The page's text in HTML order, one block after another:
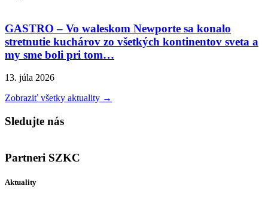
GASTRO – Vo waleskom Newporte sa konalo
stretnutie kuchárov zo všetkých kontinentov sveta a
my sme boli pri tom…
13. júla 2026
Zobraziť všetky aktuality →
Sledujte nás
Partneri SZKC
Aktuality